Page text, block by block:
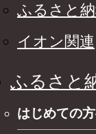
ふるさと
イオン関連
ふるさと
はじめての